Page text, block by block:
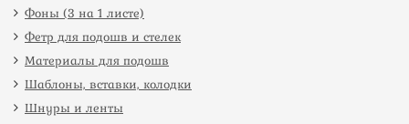
Фоны (3 на 1 листе)
Фетр для подошв и стелек
Материалы для подошв
Шаблоны, вставки, колодки
Шнуры и ленты